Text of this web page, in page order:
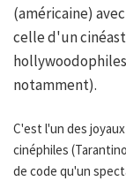
(américaine)
celle d'un
notamment).
C'est l'un des
cinéphiles
de code qu'un